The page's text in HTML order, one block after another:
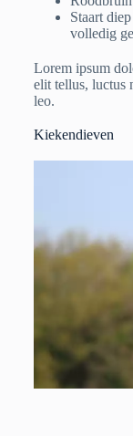
Staart
volledig
Lorem ipsum
elit tellus, luctus
leo.
Kiekendieven